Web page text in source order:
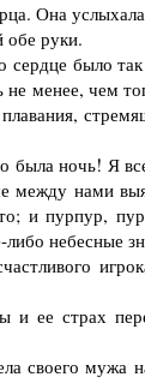
Она
руки.
было
менее, чем
ночь! Я
между нами
и пурпур,
небесные
и ее страх
своего мужа